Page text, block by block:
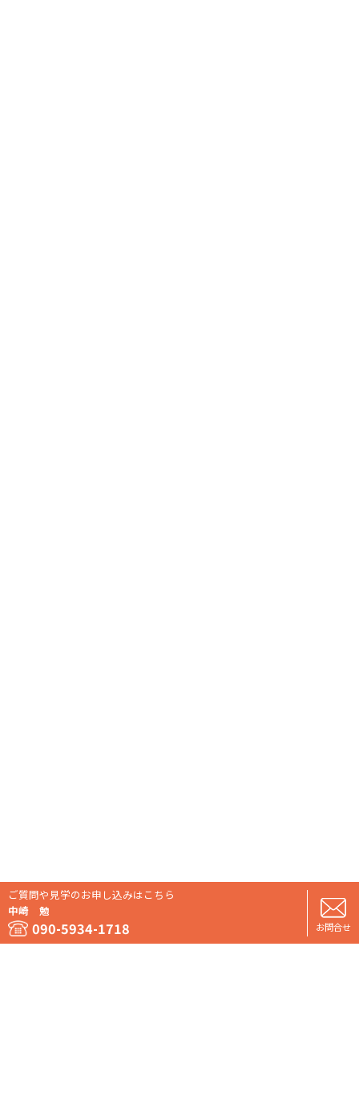
ご質問や見学のお申し込みはこちら
中崎 勉
090-5934-1718 お問合せ